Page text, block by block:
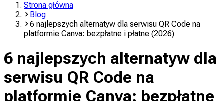
Strona główna
Blog
6 najlepszych alternatyw dla serwisu QR Code na
platformie Canva: bezpłatne i płatne (2026)
6 najlepszych alternatyw dla
serwisu QR Code na
platformie Canva: bezpłatne